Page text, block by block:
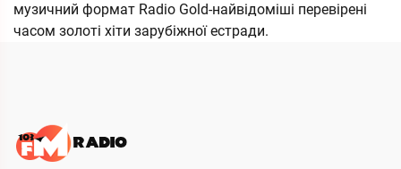
музичний формат Radio Gold-найвідоміші перевірені
часом золоті хіти зарубіжної естради.